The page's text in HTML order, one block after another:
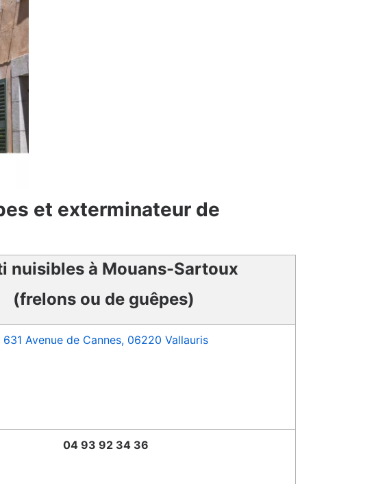
et exterminateur de
nuisibles à Mouans-Sartoux
(frelons ou de guêpes)
631 Avenue de Cannes, 06220 Vallauris
04 93 92 34 36